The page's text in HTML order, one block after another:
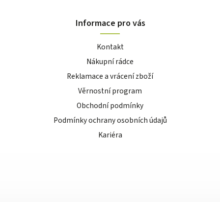
Informace pro vás
Kontakt
Nákupní rádce
Reklamace a vrácení zboží
Věrnostní program
Obchodní podmínky
Podmínky ochrany osobních údajů
Kariéra